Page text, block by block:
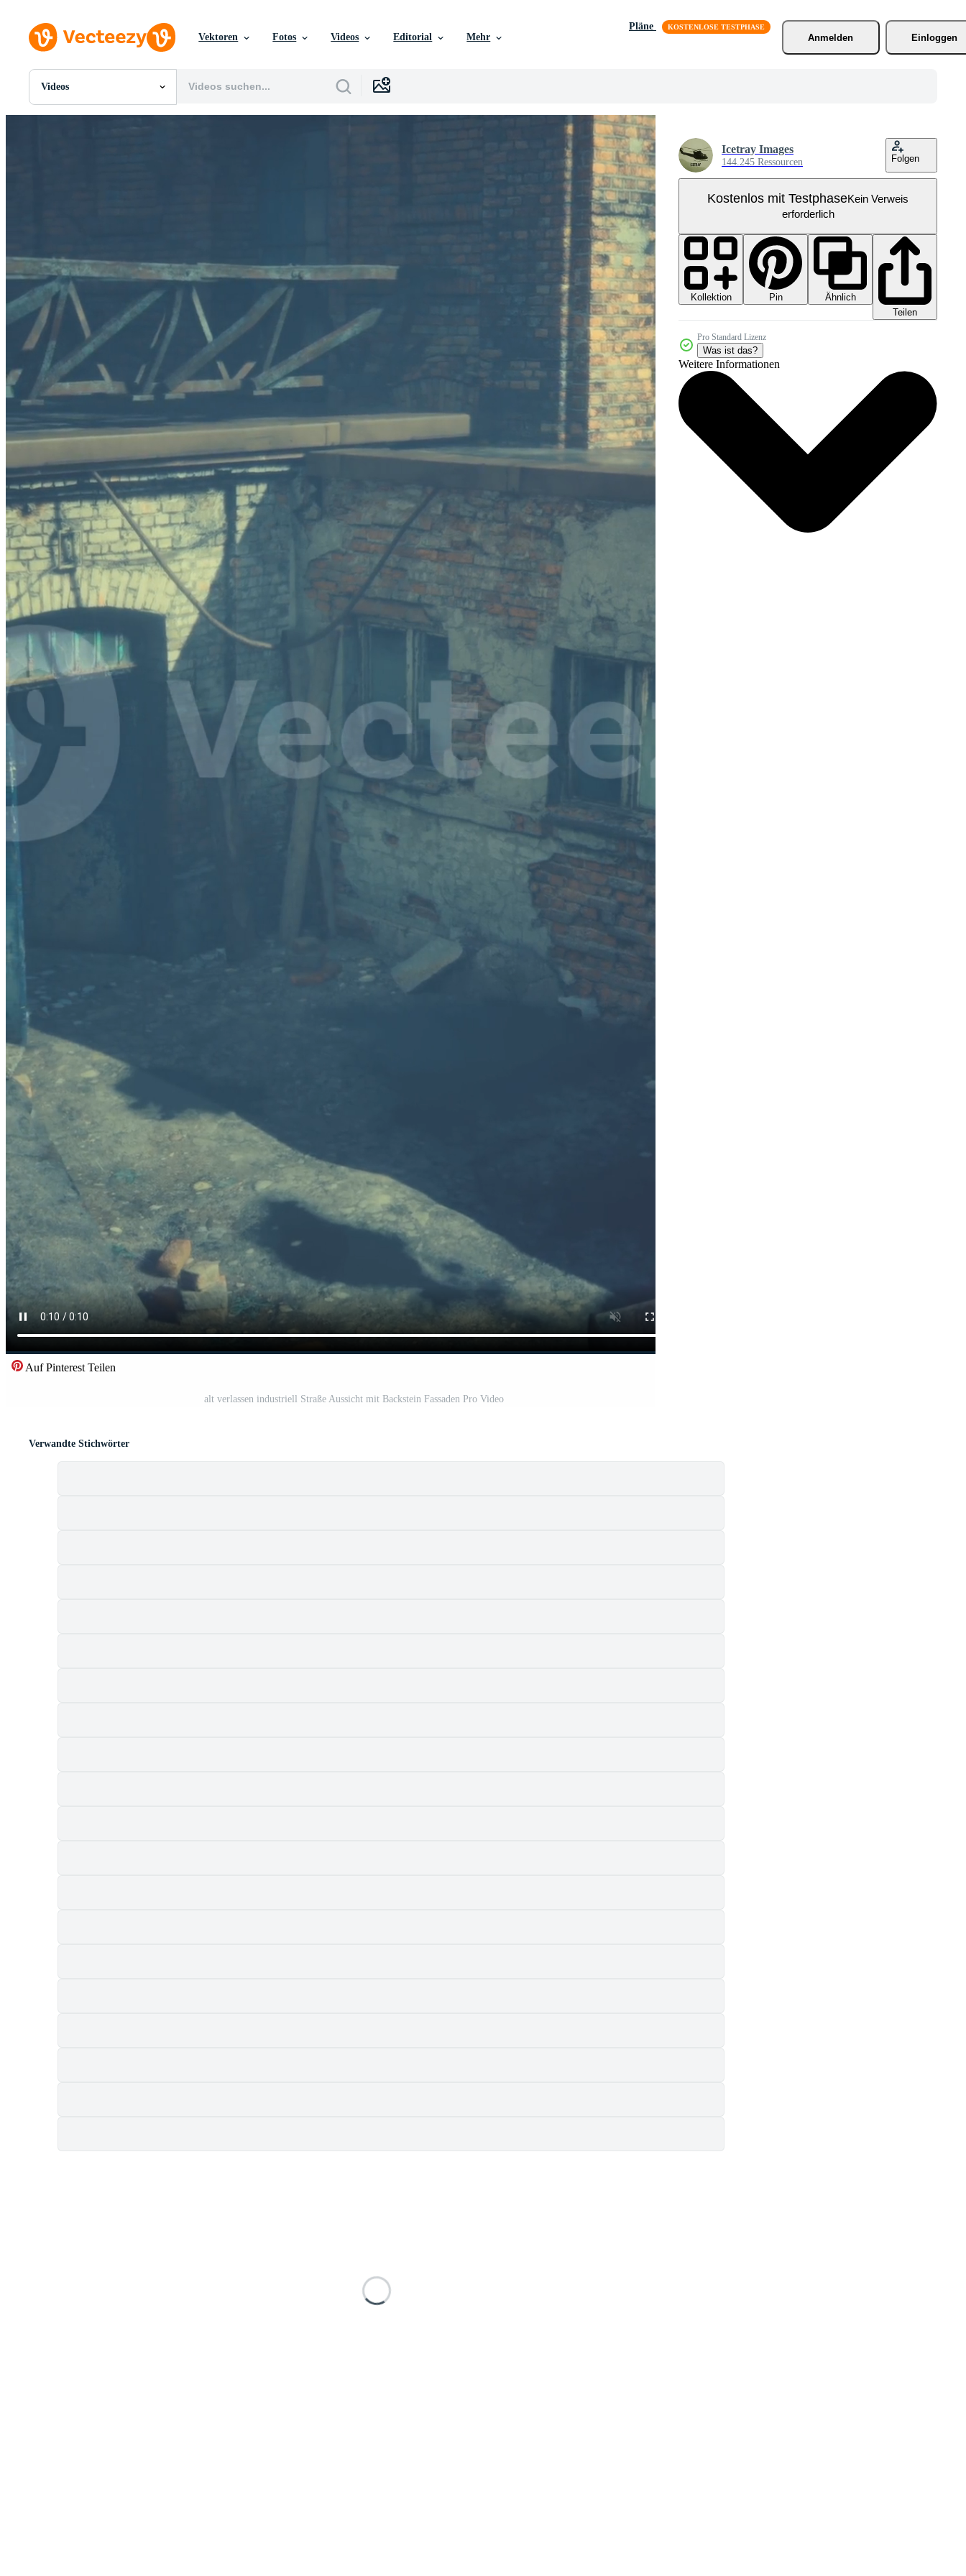
Vektoren Fotos Videos Editorial Mehr
Pläne
Anmelden
Einloggen
Videos
Alle Bilder
Auf Pinterest Teilen
alt verlassen industriell Straße Aussicht mit Backstein Fassaden Pro Video
Icetray Images
144.245 Ressourcen Folgen
Kostenlos mit TestphaseKein Verweis
erforderlich
Kollektion Pin
Ähnlich
Teilen
Pro Standard Lizenz
Was ist das?
Weitere Informationen
Verwandte Stichwörter